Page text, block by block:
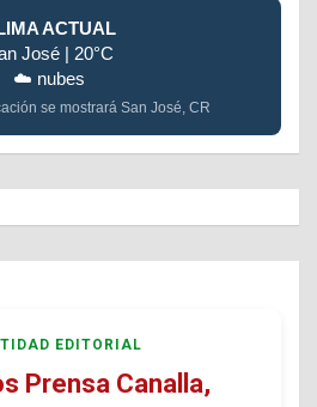
ACTUAL
José | 20°C
☁️ nubes
se mostrará San José, CR
EDITORIAL
Prensa Canalla,